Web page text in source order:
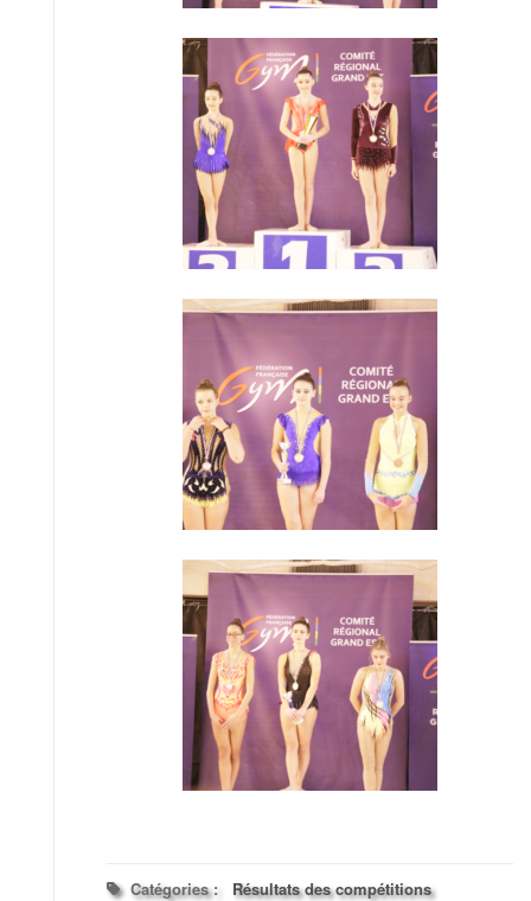
Catégories : Résultats des compétitions